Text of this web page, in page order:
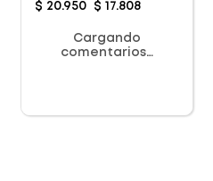
$ 20.950 $ 17.808
Cargando
comentarios…